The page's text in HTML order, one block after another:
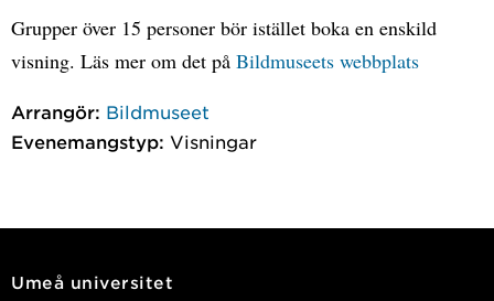
Grupper över 15 personer bör istället boka en enskild
visning. Läs mer om det på Bildmuseets webbplats
Arrangör: Bildmuseet
Evenemangstyp: Visningar
Umeå universitet